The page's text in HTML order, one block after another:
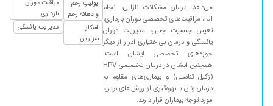
می‌دهد. درمان مشکلات نازایی، انجام
IUI، مراقبت‌های تخصصی دوران بارداری،
تعیین جنسیت جنین، مدیریت دوران
یائسگی و درمان بی‌اختیاری ادرار از دیگر
حوزه‌های تخصصی ایشان است.
همچنین ایشان در درمان تخصصی HPV
(زگیل تناسلی) و بیماری‌های مقاوم به
درمان زنان با بهره‌گیری از روش‌های نوین،
مورد توجه بیماران قرار دارند.
پولیپ رحم
و دهانه رحم
اسکار
سزارین
مراقبت دوران
بارداری
مدیریت یائسگی